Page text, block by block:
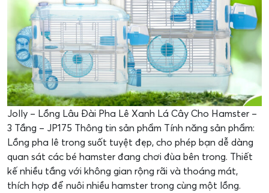
Jolly – Lồng Lâu Đài Pha Lê Xanh Lá Cây Cho Hamster –
3 Tầng – JP175 Thông tin sản phẩm Tính năng sản phẩm:
Lồng pha lê trong suốt tuyệt đẹp, cho phép bạn dễ dàng
quan sát các bé hamster đang chơi đùa bên trong. Thiết
kế nhiều tầng với không gian rộng rãi và thoáng mát,
thích hợp để nuôi nhiều hamster trong cùng một lồng.